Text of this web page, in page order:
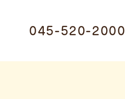
045-520-2000